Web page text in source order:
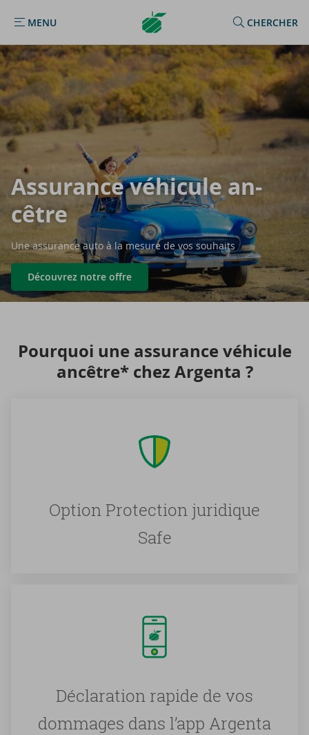
MENU
MENU
Argenta
Homepage
CHERCHER
As­su­rance vé­hi­cule an­
cêtre
Une assurance auto à la mesure de vos souhaits
Découvrez notre offre
Pour­quoi une as­su­rance vé­hi­cule
an­cêtre* chez Argenta ?
Option Protection juridique
Safe
Déclaration rapide de vos
dommages dans l’app Argenta